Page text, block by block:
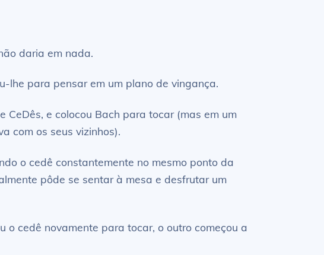
daria em nada.
lhe para pensar em um plano de vingança.
e colocou Bach para tocar (mas em um
com os seus vizinhos).
o cedê constantemente no mesmo ponto da
pôde se sentar à mesa e desfrutar um
o cedê novamente para tocar, o outro começou a